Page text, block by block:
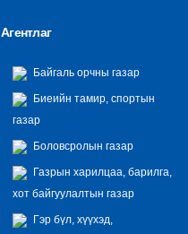
Агентлаг
Байгаль орчны газар
Биеийн тамир, спортын
газар
Боловсролын газар
Газрын харилцаа, барилга,
хот байгуулалтын газар
Гэр бүл, хүүхэд,